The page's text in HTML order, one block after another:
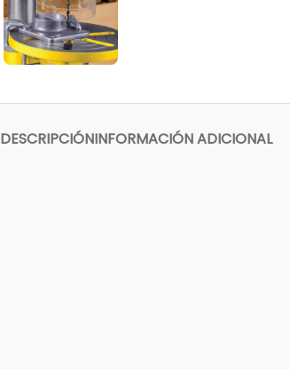
DESCRIPCIÓNINFORMACIÓN ADICIONAL